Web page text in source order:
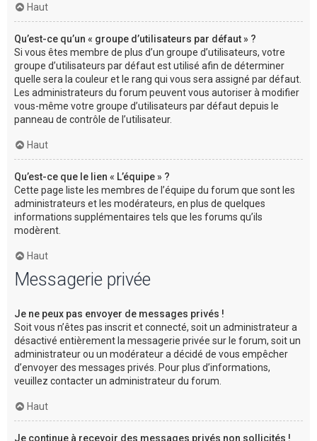
Haut
Qu’est-ce qu’un « groupe d’utilisateurs par défaut » ?
Si vous êtes membre de plus d’un groupe d’utilisateurs, votre
groupe d’utilisateurs par défaut est utilisé afin de déterminer
quelle sera la couleur et le rang qui vous sera assigné par défaut.
Les administrateurs du forum peuvent vous autoriser à modifier
vous-même votre groupe d’utilisateurs par défaut depuis le
panneau de contrôle de l’utilisateur.
Haut
Qu’est-ce que le lien « L’équipe » ?
Cette page liste les membres de l’équipe du forum que sont les
administrateurs et les modérateurs, en plus de quelques
informations supplémentaires tels que les forums qu’ils
modèrent.
Haut
Messagerie privée
Je ne peux pas envoyer de messages privés !
Soit vous n’êtes pas inscrit et connecté, soit un administrateur a
désactivé entièrement la messagerie privée sur le forum, soit un
administrateur ou un modérateur a décidé de vous empêcher
d’envoyer des messages privés. Pour plus d’informations,
veuillez contacter un administrateur du forum.
Haut
Je continue à recevoir des messages privés non sollicités !